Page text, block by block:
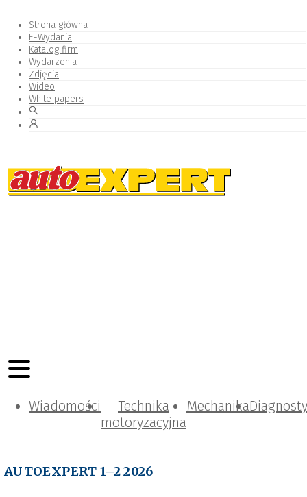
Strona główna
E-Wydania
Katalog firm
Wydarzenia
Zdjęcia
Wideo
White papers
Wiadomości
Technika
motoryzacyjna
Mechanika
AUTOEXPERT 1–2 2026